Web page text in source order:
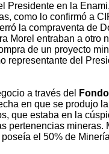
Presidente en la
como lo confirmó a
la compraventa de
Morel entraban a otro
de un proyecto
representante del
a través del
en que se produjo
que estaba en la
pertenencias
el 50% de